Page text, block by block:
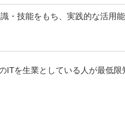
・技能をもち、実践的な活用
ITを生業としている人が最低限